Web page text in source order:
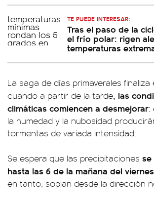
TE PUEDE INTERESAR:
Tras el paso de la
el frío polar: rigen
temperaturas
La saga de días primaverales finaliza
cuando a partir de la tarde, las
climáticas comiencen a desmejorar:
la humedad y la nubosidad
tormentas de variada intensidad.
Se espera que las precipitaciones se
hasta las 6 de la mañana del viernes
en tanto, soplan desde la dirección